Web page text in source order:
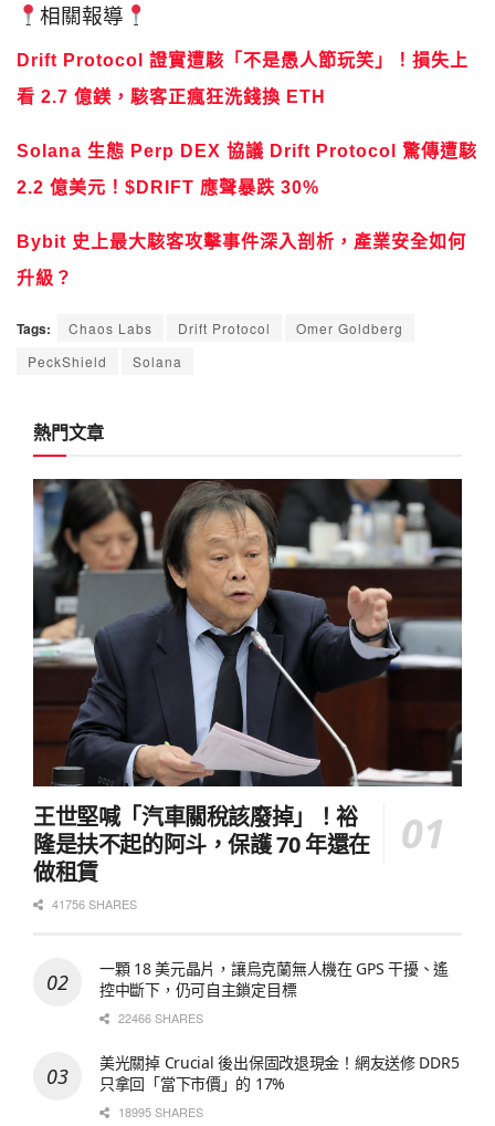
相關報導
Drift Protocol 證實遭駭「不是愚人節玩笑」！損失上
看 2.7 億鎂，駭客正瘋狂洗錢換 ETH
Solana 生態 Perp DEX 協議 Drift Protocol 驚傳遭駭
2.2 億美元！$DRIFT 應聲暴跌 30%
Bybit 史上最大駭客攻擊事件深入剖析，產業安全如何
升級？
Tags: Chaos Labs Drift Protocol
Omer Goldberg
PeckShield
Solana
熱門文章
王世堅喊「汽車關稅該廢掉」！裕
隆是扶不起的阿斗，保護 70 年還在
做租賃
41756 SHARES
一顆 18 美元晶片，讓烏克蘭無人機在 GPS 干擾、遙
控中斷下，仍可自主鎖定目標
22466 SHARES
美光關掉 Crucial 後出保固改退現金！網友送修 DDR5
只拿回「當下市價」的 17%
18995 SHARES